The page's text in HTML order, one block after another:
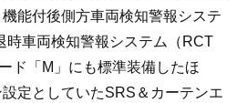
能付後側方車両検知警報システ
時車両検知警報システム（RCT
ド「M」にも標準装備したほ
定としていたSRS＆カーテンエ